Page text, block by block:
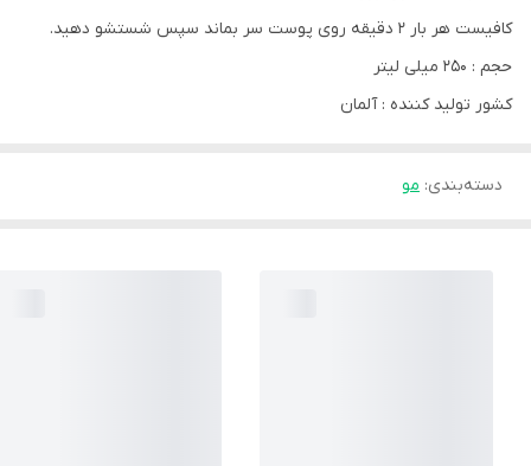
کافیست هر بار 2 دقیقه روی پوست سر بماند سپس شستشو دهید.
حجم : 250 میلی لیتر
کشور تولید کننده : آلمان
دسته‌بندی: مو